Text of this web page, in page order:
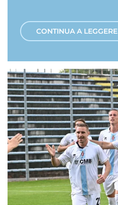
CONTINUA A LEGGERE